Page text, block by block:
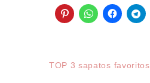
TOP 3 sapatos favoritos